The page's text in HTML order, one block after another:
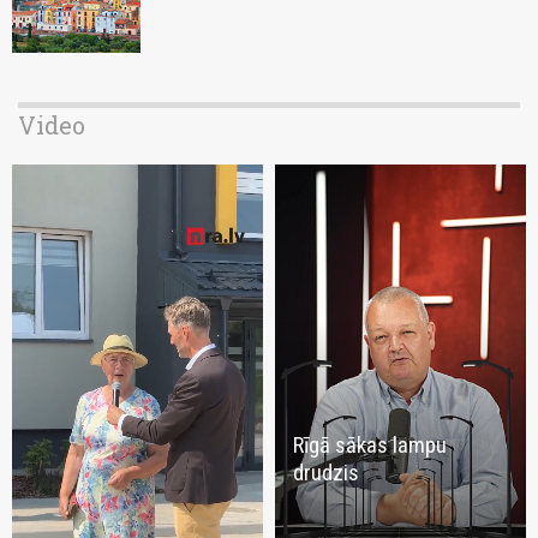
Video
Rīgā sākas lampu
drudzis